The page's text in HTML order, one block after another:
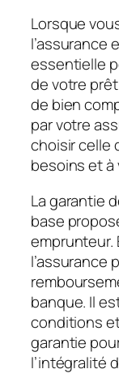
Lorsque
l’assurance
essentielle
de votre prêt
de bien
par votre
choisir celle
besoins et
La garantie
base
emprunteur.
l’assurance
banque. Il
conditions
garantie
l’intégralité